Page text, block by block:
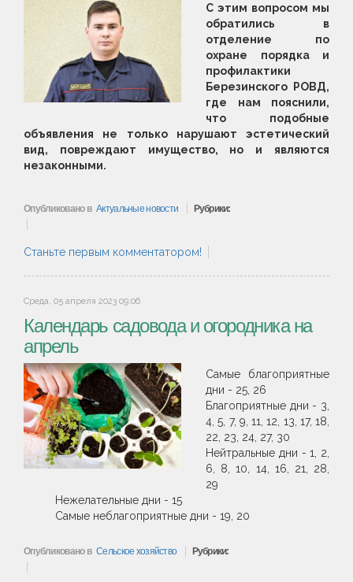
С этим вопросом мы
обратились в
отделение по
охране порядка и
профилактики
Березинского РОВД,
где нам пояснили,
что подобные
объявления не только нарушают эстетический
вид, повреждают имущество, но и являются
незаконными.
Опубликовано в Актуальные новости Рубрики:
Станьте первым комментатором!
Среда, 05 апреля 2023 09:06
Календарь садовода и огородника на
апрель
Самые благоприятные
дни - 25, 26
Благоприятные дни - 3,
4, 5, 7, 9, 11, 12, 13, 17, 18,
22, 23, 24, 27, 30
Нейтральные дни - 1, 2,
6, 8, 10, 14, 16, 21, 28,
29
Нежелательные дни - 15
Самые неблагоприятные дни - 19, 20
Опубликовано в Сельское хозяйство Рубрики: